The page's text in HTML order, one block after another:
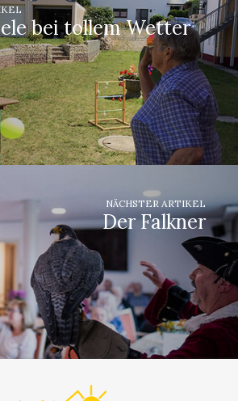
bei tollem Wetter
NÄCHSTER ARTIKEL
Der Falkner